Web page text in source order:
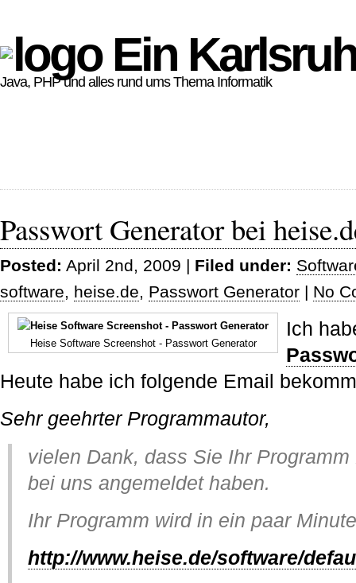
Ein
Java, PHP und alles rund ums Thema Informatik
Passwort Generator bei
Posted: April 2nd, 2009 | Filed under:
software, heise.de, Passwort Generator | No
Heise Software Screenshot - Passwort Generator
Ich
Heute habe ich folgende Email
Sehr geehrter Programmautor,
vielen Dank, dass Sie Ihr
bei uns angemeldet haben.
Ihr Programm wird in ein paar
http://www.heise.de/software/